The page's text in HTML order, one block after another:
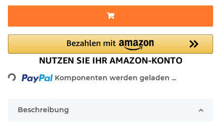
Loading... Komponenten werden geladen ...
Beschreibung